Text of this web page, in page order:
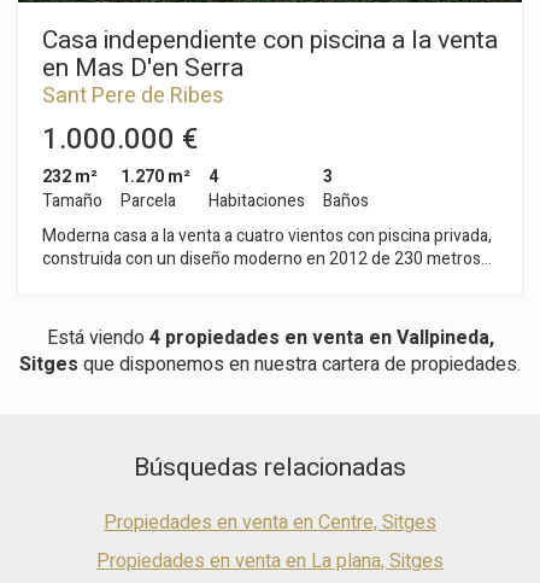
Casa independiente con piscina a la venta
en Mas D'en Serra
Sant Pere de Ribes
1.000.000 €
232 m²
Tamaño
1.270 m²
Parcela
4
Habitaciones
3
Baños
Moderna casa a la venta a cuatro vientos con piscina privada,
construida con un diseño moderno en 2012 de 230 metros
compone de 3 plantas, tiene 4 habitaciones dobles y 3 baños,
con un amplio garaje para 2 vehículos y piscina privada. Al
acceder a la vivienda nos encontramos con un amplio salón
habitaciones dobles, una de ellos con baño en suite, y otro
cuarta habitación o espacio abierto para destinar a despacho,
estudio o sala de juegos, con acceso a 2 terrazas y vistas a la
piscina y al jardín. La vivienda se ha acabado con materiales
Está viendo4 propiedades en venta en Vallpineda,
Sitges que disponemos en nuestra cartera de propiedades.
Búsquedas relacionadas
Propiedades en venta en Centre, Sitges
Propiedades en venta en La plana, Sitges